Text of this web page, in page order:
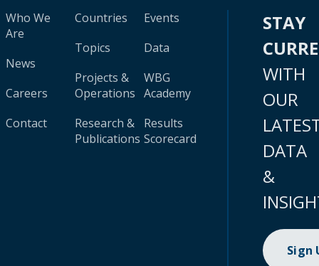
Who We
Are
News
Careers
Contact
Countries
Topics
Projects &
Operations
Research &
Publications
Events
Data
WBG
Academy
Results
Scorecard
STAY
WITH
OUR
DATA
&
Sign